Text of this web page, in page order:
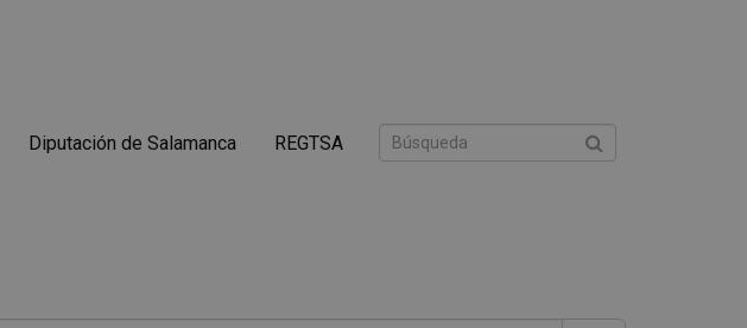
Diputación de Salamanca REGTSA